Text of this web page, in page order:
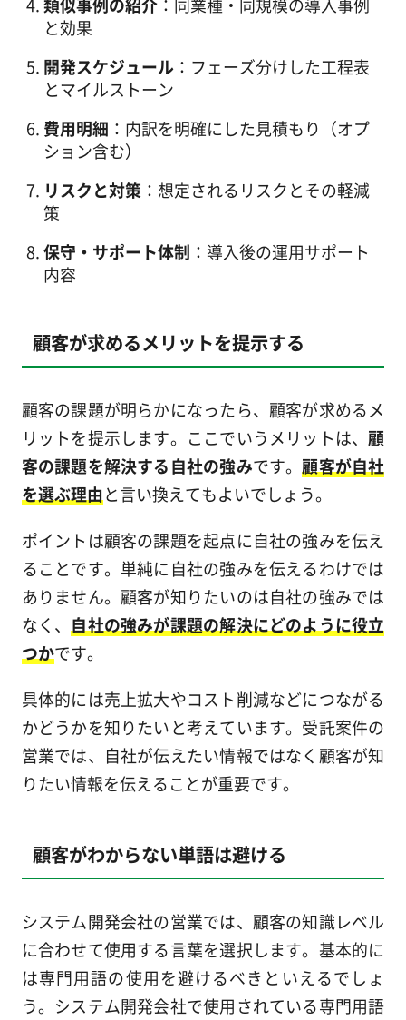
類似事例の紹介：同業種・同規模の導入事例
と効果
開発スケジュール：フェーズ分けした工程表
とマイルストーン
費用明細 ：内訳を明確にした見積もり（オプ
ション含む）
リスクと対策 ：想定されるリスクとその軽減
策
保守・サポート体制 ：導入後の運用サポート
内容
顧客が求めるメリットを提示する
顧客の課題が明らかになったら、顧客が求めるメ
リットを提示します。ここでいうメリットは、 顧
客の課題を解決する自社の強みです。 顧客が自社
を選ぶ理由と言い換えてもよいでしょう。
ポイントは顧客の課題を起点に自社の強みを伝え
ることです。単純に自社の強みを伝えるわけでは
ありません。顧客が知りたいのは自社の強みでは
なく、 自社の強みが課題の解決にどのように役立
つかです。
具体的には売上拡大やコスト削減などにつながる
かどうかを知りたいと考えています。受託案件の
営業では、自社が伝えたい情報ではなく顧客が知
りたい情報を伝えることが重要です。
顧客がわからない単語は避ける
システム開発会社の営業では、顧客の知識レベル
に合わせて使用する言葉を選択します。基本的に
は専門用語の使用を避けるべきといえるでしょ
う。システム開発会社で使用されている専門用語